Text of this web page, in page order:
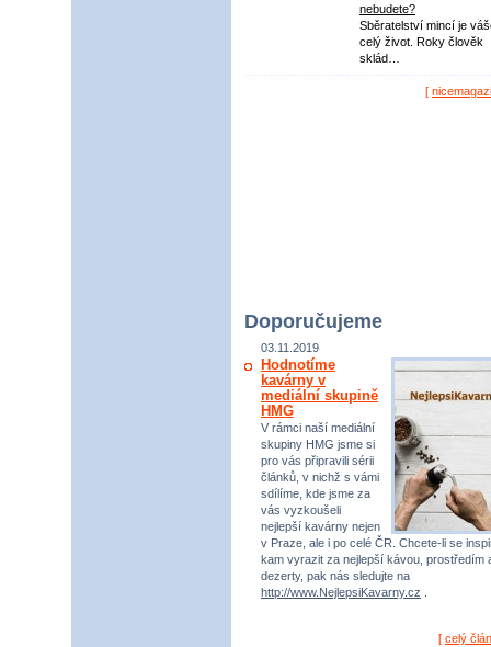
nebudete?
Sběratelství mincí je
celý život. Roky člověk
sklád…
[
Doporučujeme
03.11.2019
Hodnotíme
kavárny v
mediální skupině
HMG
V rámci naší mediální
skupiny HMG jsme si
pro vás připravili sérii
článků, v nichž s vámi
sdílíme, kde jsme za
vás vyzkoušeli
nejlepší kavárny nejen
v Praze, ale i po celé ČR. Chcete-li se
kam vyrazit za nejlepší kávou, prostředím
dezerty, pak nás sledujte na
http://www.NejlepsiKavarny.cz
[ celý